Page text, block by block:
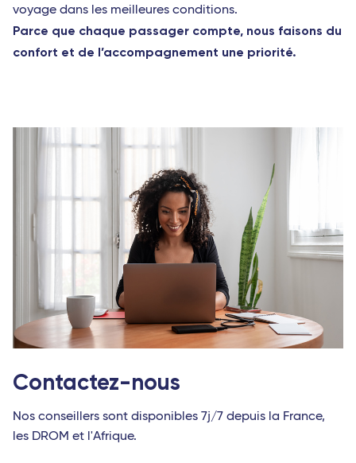
voyage dans les meilleures conditions.
Parce que chaque passager compte, nous faisons du
confort et de l’accompagnement une priorité.
Contactez-nous
Nos conseillers sont disponibles 7j/7 depuis la France,
les DROM et l'Afrique.